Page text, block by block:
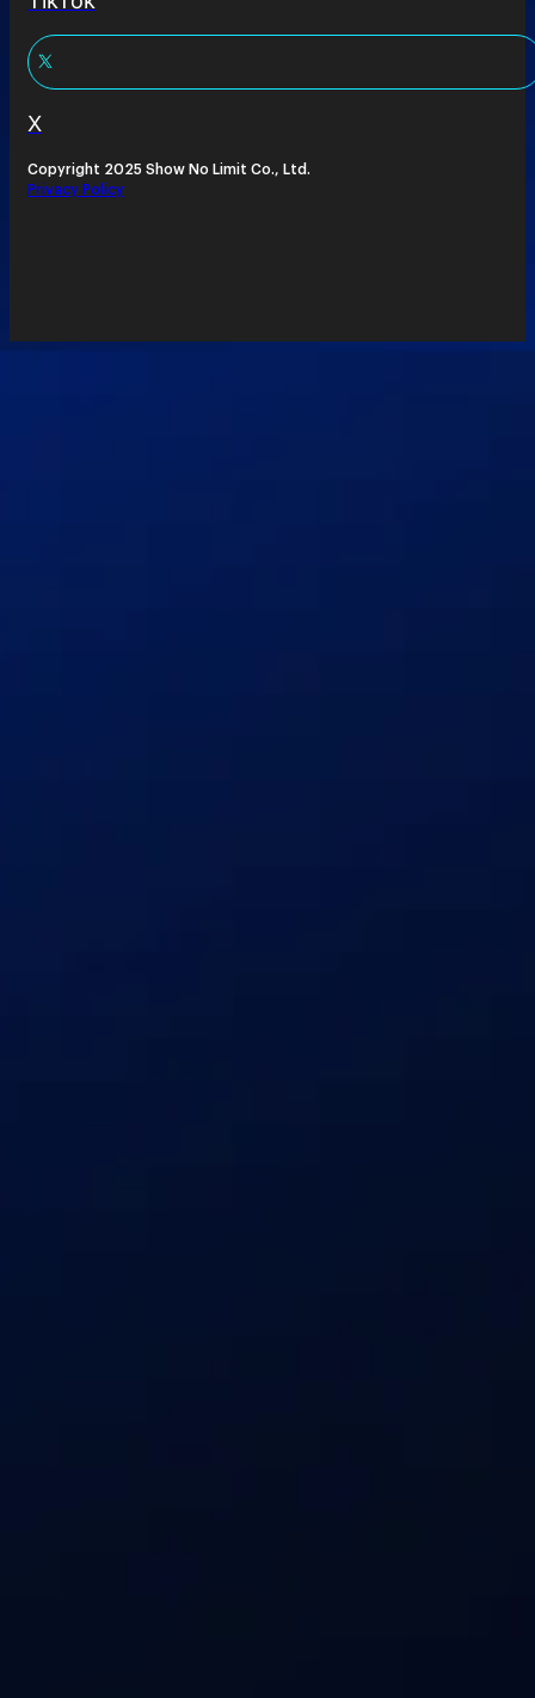
X
Copyright 2025 Show No Limit Co., Ltd.
Privacy Policy